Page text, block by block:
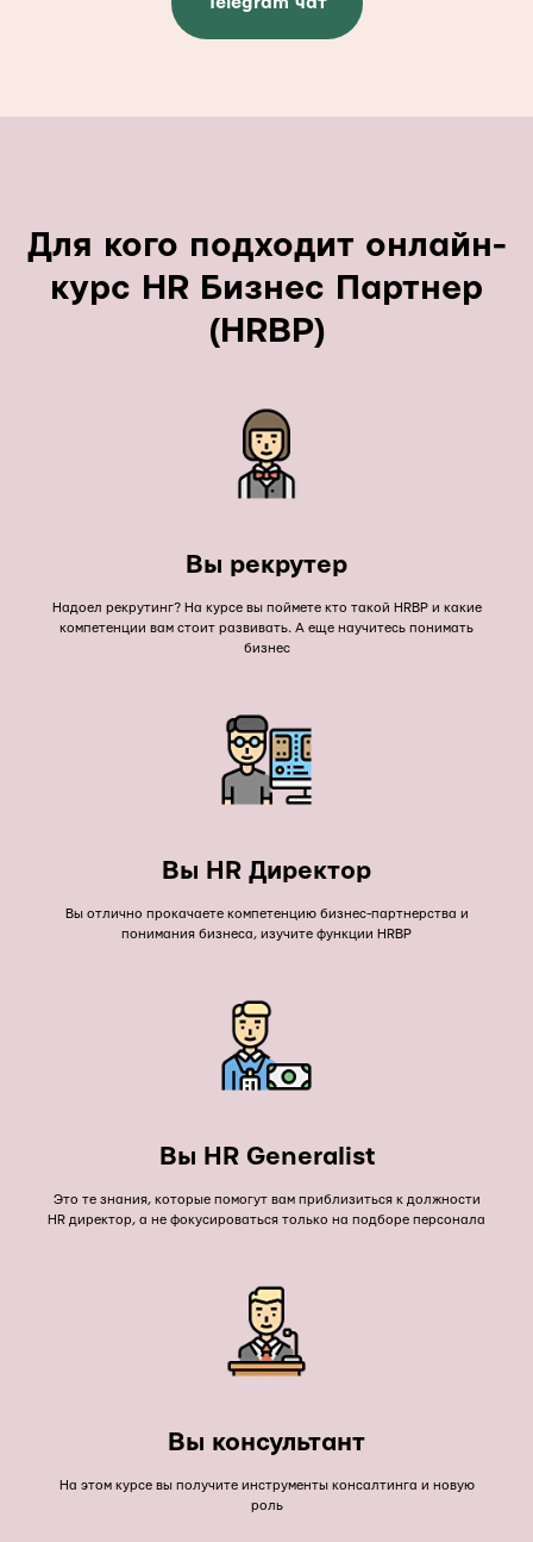
Для кого подходит онлайн-
курс HR Бизнес Партнер
(HRBP)
Вы рекрутер
Надоел рекрутинг? На курсе вы поймете кто такой HRBP и какие
компетенции вам стоит развивать. А еще научитесь понимать
бизнес
Вы HR Директор
Вы отлично прокачаете компетенцию бизнес-партнерства и
понимания бизнеса, изучите функции HRBP
Вы HR Generalist
Это те знания, которые помогут вам приблизиться к должности
HR директор, а не фокусироваться только на подборе персонала
Вы консультант
На этом курсе вы получите инструменты консалтинга и новую
роль